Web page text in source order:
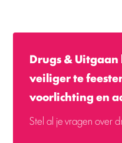
Drugs &
veiliger te
voorlichting en
Stel al je vragen over